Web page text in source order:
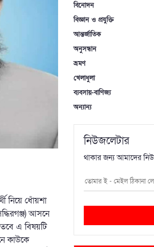
ধোঁয়শা
আসনে
এ বিষয়টি
কাউকে
বিনোদন
বিজ্ঞান ও প্রযুক্তি
আন্তর্জাতিক
অনুসন্ধান
ভ্রমণ
খেলাধুলা
ব্যবসায়-বাণিজ্য
অন্যান্য
নিউজলেটার
থাকার জন্য আমাদের